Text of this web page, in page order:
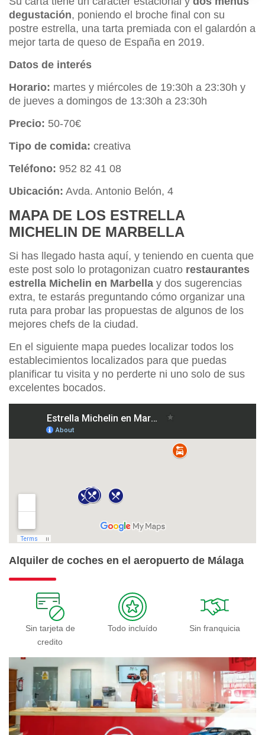
degustación, poniendo el broche final con su
postre estrella, una tarta premiada con el galardón a
mejor tarta de queso de España en 2019.
Datos de interés
Horario: martes y miércoles de 19:30h a 23:30h y
de jueves a domingos de 13:30h a 23:30h
Precio: 50-70€
Tipo de comida: creativa
Teléfono: 952 82 41 08
Ubicación: Avda. Antonio Belón, 4
MAPA DE LOS ESTRELLA
MICHELIN DE MARBELLA
Si has llegado hasta aquí, y teniendo en cuenta que
este post solo lo protagonizan cuatro restaurantes
estrella Michelin en Marbella y dos sugerencias
extra, te estarás preguntando cómo organizar una
ruta para probar las propuestas de algunos de los
mejores chefs de la ciudad.
En el siguiente mapa puedes localizar todos los
establecimientos localizados para que puedas
planificar tu visita y no perderte ni uno solo de sus
excelentes bocados.
Alquiler de coches en el aeropuerto de Málaga
Sin tarjeta de
credito
Todo incluído Sin franquicia